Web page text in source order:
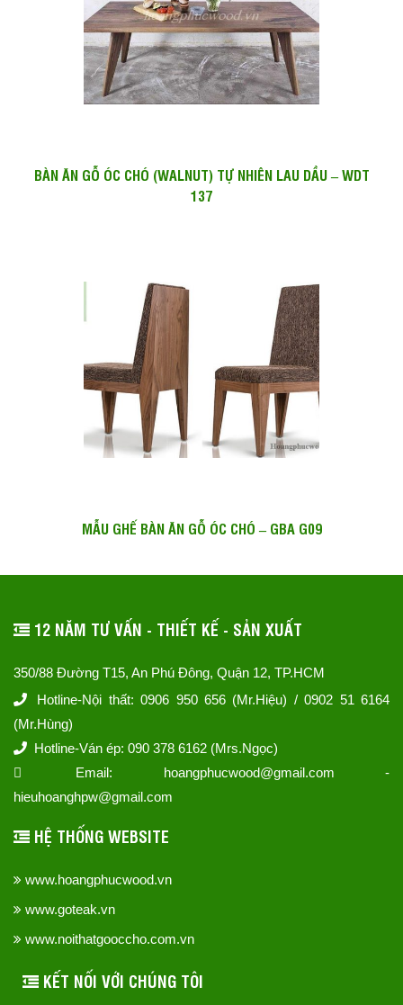
BÀN ĂN GỖ ÓC CHÓ (WALNUT) TỰ NHIÊN LAU DẦU – WDT
137
MẪU GHẾ BÀN ĂN GỖ ÓC CHÓ – GBA G09
12 NĂM TƯ VẤN - THIẾT KẾ - SẢN XUẤT
350/88 Đường T15, An Phú Đông, Quận 12, TP.HCM
Hotline-Nội thất: 0906 950 656 (Mr.Hiệu) / 0902 51 6164
(Mr.Hùng)
Hotline-Ván ép: 090 378 6162 (Mrs.Ngọc)
Email: hoangphucwood@gmail.com -
hieuhoanghpw@gmail.com
HỆ THỐNG WEBSITE
www.hoangphucwood.vn
www.goteak.vn
www.noithatgooccho.com.vn
KẾT NỐI VỚI CHÚNG TÔI